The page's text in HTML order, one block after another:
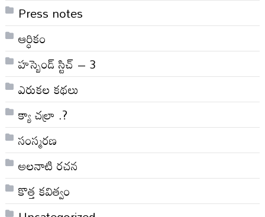
Press notes
ఆర్ధికం
హస్బెండ్ స్టిచ్ – 3
ఎరుకల కథలు
క్యా చల్రా .?
సంస్మరణ
అలనాటి రచన
కొత్త కవిత్వం